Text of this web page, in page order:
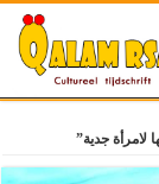
جدية”